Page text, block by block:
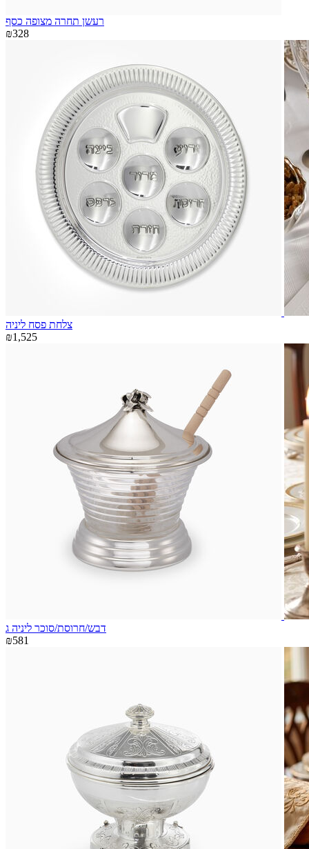
רעשן תחרה מצופה כסף
₪328
צלחת פסח ליניה
₪1,525
דבש/חרוסת/סוכר ליניה ג
₪581